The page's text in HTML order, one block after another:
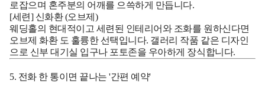
로잡으며 혼주분의 어깨를 으쓱하게 만듭니다.
[세련] 신화환 (오브제)
웨딩홀의 현대적이고 세련된 인테리어와 조화를 원하신다면
오브제 화환 도 훌륭한 선택입니다. 갤러리 작품 같은 디자인
으로 신부 대기실 입구나 포토존을 우아하게 장식합니다.
5. 전화 한 통이면 끝나는 '간편 예약'